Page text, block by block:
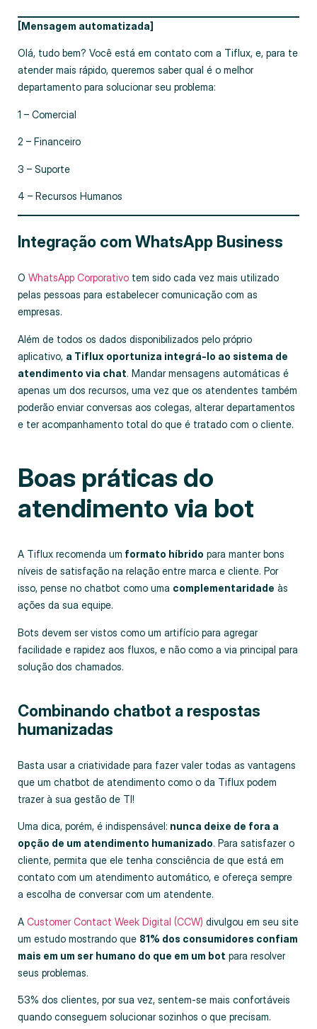
[Mensagem automatizada]
Olá, tudo bem? Você está em contato com a Tiflux, e, para te
atender mais rápido, queremos saber qual é o melhor
departamento para solucionar seu problema:
1 – Comercial
2 – Financeiro
3 – Suporte
4 – Recursos Humanos
Integração com WhatsApp Business
O WhatsApp Corporativo tem sido cada vez mais utilizado
pelas pessoas para estabelecer comunicação com as
empresas.
Além de todos os dados disponibilizados pelo próprio
aplicativo, a Tiflux oportuniza integrá-lo ao sistema de
atendimento via chat. Mandar mensagens automáticas é
apenas um dos recursos, uma vez que os atendentes também
poderão enviar conversas aos colegas, alterar departamentos
e ter acompanhamento total do que é tratado com o cliente.
Boas práticas do
atendimento via bot
A Tiflux recomenda um formato híbrido para manter bons
níveis de satisfação na relação entre marca e cliente. Por
isso, pense no chatbot como uma complementaridade às
ações da sua equipe.
Bots devem ser vistos como um artifício para agregar
facilidade e rapidez aos fluxos, e não como a via principal para
solução dos chamados.
Combinando chatbot a respostas
humanizadas
Basta usar a criatividade para fazer valer todas as vantagens
que um chatbot de atendimento como o da Tiflux podem
trazer à sua gestão de TI!
Uma dica, porém, é indispensável: nunca deixe de fora a
opção de um atendimento humanizado. Para satisfazer o
cliente, permita que ele tenha consciência de que está em
contato com um atendimento automático, e ofereça sempre
a escolha de conversar com um atendente.
A Customer Contact Week Digital (CCW) divulgou em seu site
um estudo mostrando que 81% dos consumidores confiam
mais em um ser humano do que em um bot para resolver
seus problemas.
53% dos clientes, por sua vez, sentem-se mais confortáveis
quando conseguem solucionar sozinhos o que precisam.